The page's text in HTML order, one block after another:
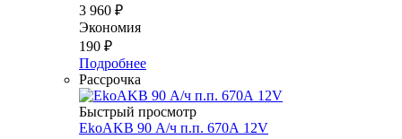
3 960 ₽
Экономия
190 ₽
Подробнее
Рассрочка
Быстрый просмотр
EkoAKB 90 А/ч п.п. 670А 12V